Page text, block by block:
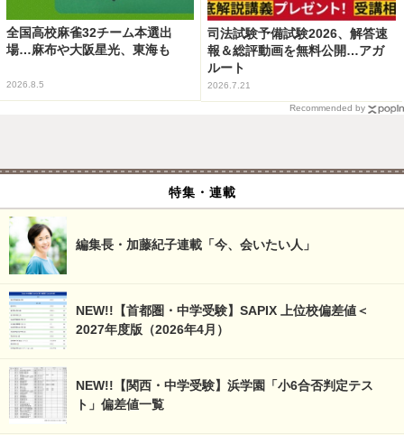
全国高校麻雀32チーム本選出
場…麻布や大阪星光、東海も
2026.8.5
司法試験予備試験2026、解答速
報＆総評動画を無料公開…アガ
ルート
2026.7.21
Recommended by
特集・連載
編集長・加藤紀子連載「今、会いたい人」
NEW!!【首都圏・中学受験】SAPIX 上位校偏差値＜
2027年度版（2026年4月）
NEW!!【関西・中学受験】浜学園「小6合否判定テス
ト」偏差値一覧